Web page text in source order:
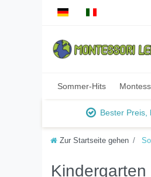
Sommer-Hits
Bester Preis,
Zur Startseite gehen